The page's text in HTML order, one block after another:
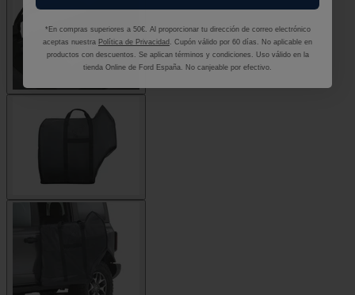
*En compras superiores a 50€. Al proporcionar tu dirección de correo electrónico
aceptas nuestra Política de Privacidad . Cupón válido por 60 días. No aplicable en
productos con descuentos. Se aplican términos y condiciones. Uso válido en la
tienda Online de Ford España. No canjeable por efectivo.